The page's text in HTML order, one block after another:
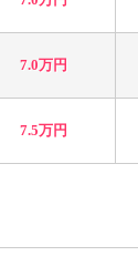
7.0万円
7.5万円